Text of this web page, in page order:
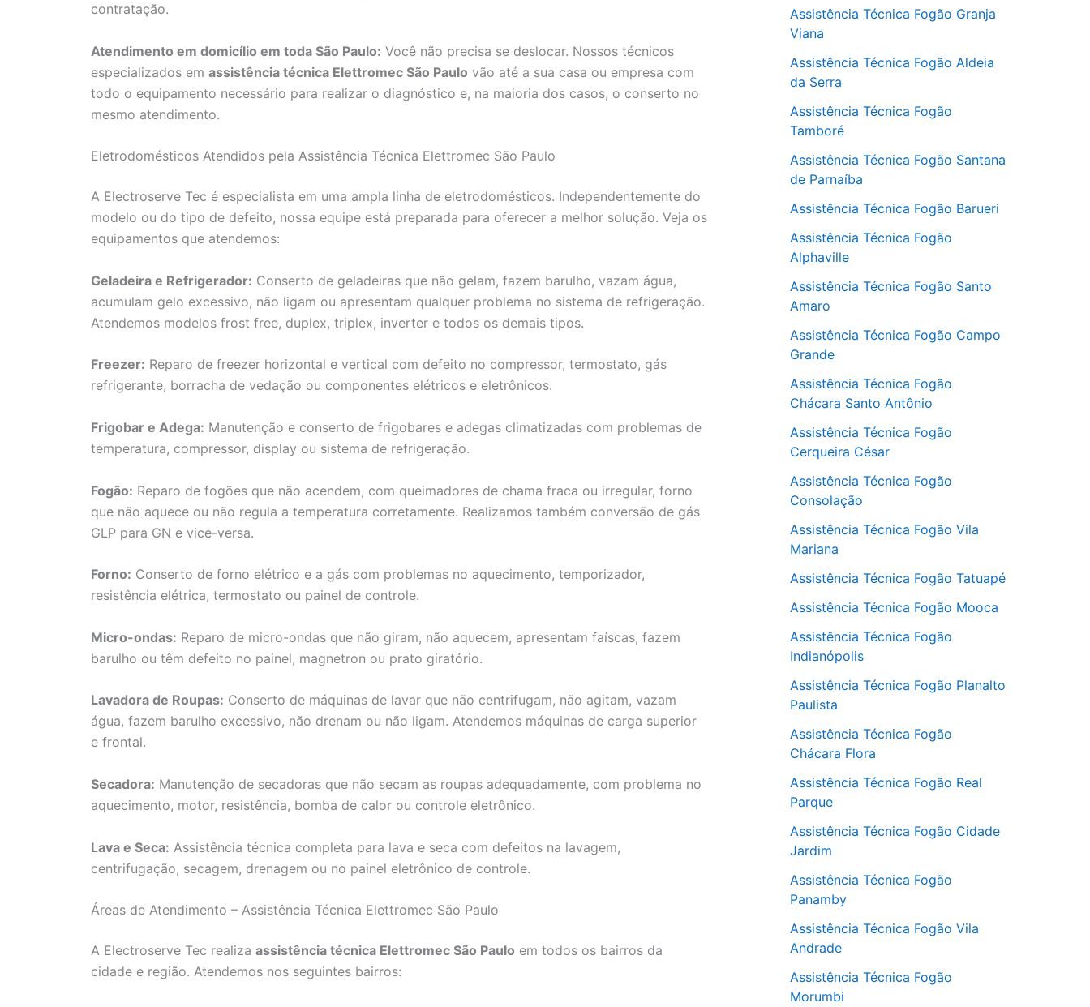
contratação.
Atendimento em domicílio em toda São Paulo: Você não precisa se deslocar. Nossos técnicos
especializados em assistência técnica Elettromec São Paulo vão até a sua casa ou empresa com
todo o equipamento necessário para realizar o diagnóstico e, na maioria dos casos, o conserto no
mesmo atendimento.
Eletrodomésticos Atendidos pela Assistência Técnica Elettromec São Paulo
A Electroserve Tec é especialista em uma ampla linha de eletrodomésticos. Independentemente do
modelo ou do tipo de defeito, nossa equipe está preparada para oferecer a melhor solução. Veja os
equipamentos que atendemos:
Geladeira e Refrigerador: Conserto de geladeiras que não gelam, fazem barulho, vazam água,
acumulam gelo excessivo, não ligam ou apresentam qualquer problema no sistema de refrigeração.
Atendemos modelos frost free, duplex, triplex, inverter e todos os demais tipos.
Freezer: Reparo de freezer horizontal e vertical com defeito no compressor, termostato, gás
refrigerante, borracha de vedação ou componentes elétricos e eletrônicos.
Frigobar e Adega: Manutenção e conserto de frigobares e adegas climatizadas com problemas de
temperatura, compressor, display ou sistema de refrigeração.
Fogão: Reparo de fogões que não acendem, com queimadores de chama fraca ou irregular, forno
que não aquece ou não regula a temperatura corretamente. Realizamos também conversão de gás
GLP para GN e vice-versa.
Forno: Conserto de forno elétrico e a gás com problemas no aquecimento, temporizador,
resistência elétrica, termostato ou painel de controle.
Micro-ondas: Reparo de micro-ondas que não giram, não aquecem, apresentam faíscas, fazem
barulho ou têm defeito no painel, magnetron ou prato giratório.
Lavadora de Roupas: Conserto de máquinas de lavar que não centrifugam, não agitam, vazam
água, fazem barulho excessivo, não drenam ou não ligam. Atendemos máquinas de carga superior
e frontal.
Secadora: Manutenção de secadoras que não secam as roupas adequadamente, com problema no
aquecimento, motor, resistência, bomba de calor ou controle eletrônico.
Lava e Seca: Assistência técnica completa para lava e seca com defeitos na lavagem,
centrifugação, secagem, drenagem ou no painel eletrônico de controle.
Áreas de Atendimento – Assistência Técnica Elettromec São Paulo
A Electroserve Tec realiza assistência técnica Elettromec São Paulo em todos os bairros da
cidade e região. Atendemos nos seguintes bairros:
Assistência Técnica Fogão Granja
Viana
Assistência Técnica Fogão Aldeia
da Serra
Assistência Técnica Fogão
Tamboré
Assistência Técnica Fogão Santana
de Parnaíba
Assistência Técnica Fogão Barueri
Assistência Técnica Fogão
Alphaville
Assistência Técnica Fogão Santo
Amaro
Assistência Técnica Fogão Campo
Grande
Assistência Técnica Fogão
Chácara Santo Antônio
Assistência Técnica Fogão
Cerqueira César
Assistência Técnica Fogão
Consolação
Assistência Técnica Fogão Vila
Mariana
Assistência Técnica Fogão Tatuapé
Assistência Técnica Fogão Mooca
Assistência Técnica Fogão
Indianópolis
Assistência Técnica Fogão Planalto
Paulista
Assistência Técnica Fogão
Chácara Flora
Assistência Técnica Fogão Real
Parque
Assistência Técnica Fogão Cidade
Jardim
Assistência Técnica Fogão
Panamby
Assistência Técnica Fogão Vila
Andrade
Assistência Técnica Fogão
Morumbi